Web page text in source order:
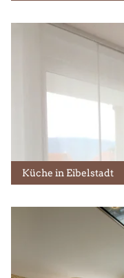
Küche in Eibelstadt